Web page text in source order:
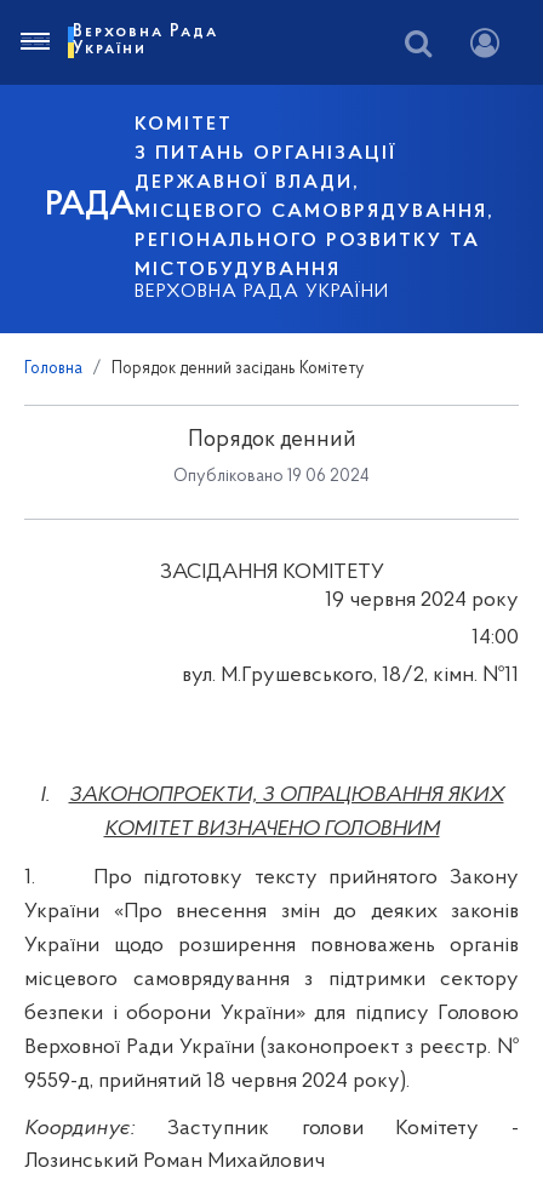
РАДА
КОМІТЕТ
З ПИТАНЬ ОРГАНІЗАЦІЇ
ДЕРЖАВНОЇ ВЛАДИ,
МІСЦЕВОГО САМОВРЯДУВАННЯ,
РЕГІОНАЛЬНОГО РОЗВИТКУ ТА
МІСТОБУДУВАННЯ
ВЕРХОВНА РАДА УКРАЇНИ
Верховна Рада
України
Головна Порядок денний засідань Комітету
Порядок денний
Опубліковано 19 06 2024
ЗАСІДАННЯ КОМІТЕТУ
19 червня 2024 року
14:00
вул. М.Грушевського, 18/2, кімн. №11
I.
ЗАКОНОПРОЕКТИ, З ОПРАЦЮВАННЯ ЯКИХ
КОМІТЕТ ВИЗНАЧЕНО ГОЛОВНИМ
1.
Про підготовку тексту прийнятого Закону
України «Про внесення змін до деяких законів
України щодо розширення повноважень органів
місцевого самоврядування з підтримки сектору
безпеки і оборони України» для підпису Головою
Верховної Ради України (законопроект з реєстр. №
9559-д, прийнятий 18 червня 2024 року).
Координує: Заступник голови Комітету -
Лозинський Роман Михайлович